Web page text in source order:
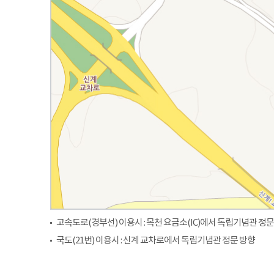
고속도로(경부선) 이용시 : 목천 요금소(IC)에서 독립기념관 정
국도(21번) 이용시 : 신계 교차로에서 독립기념관 정문 방향